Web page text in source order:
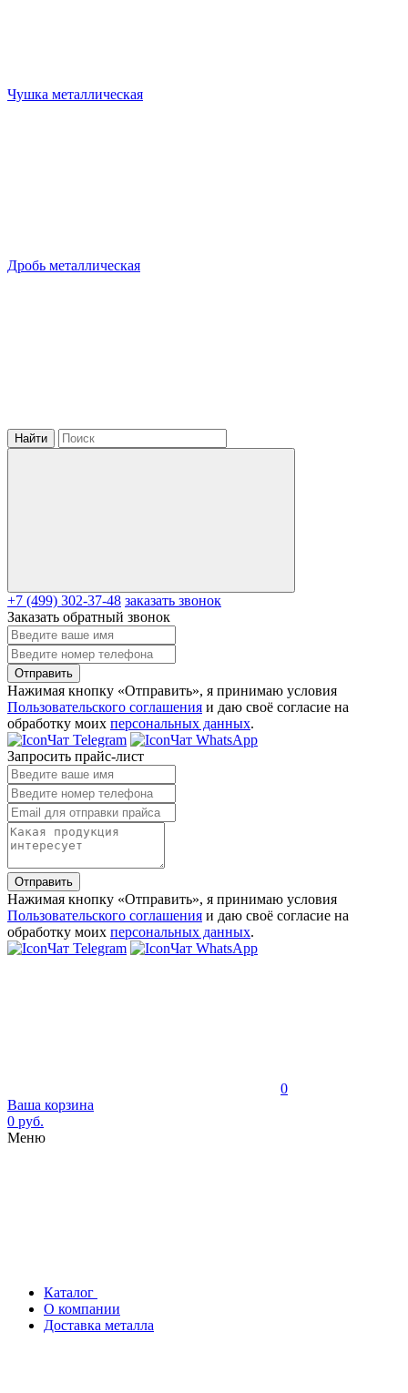
Чушка металлическая
Дробь металлическая
Найти
+7 (499) 302-37-48 заказать звонок
Заказать обратный звонок
Отправить
Нажимая кнопку «Отправить», я принимаю условия
Пользовательского соглашения и даю своё согласие на
обработку моих персональных данных.
Чат Telegram
Чат WhatsApp
Запросить прайс-лист
Отправить
Нажимая кнопку «Отправить», я принимаю условия
Пользовательского соглашения и даю своё согласие на
обработку моих персональных данных.
Чат Telegram
Чат WhatsApp
0
Ваша корзина
0 руб.
Меню
Каталог
О компании
Доставка металла